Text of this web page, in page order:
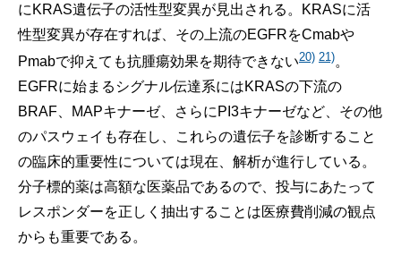
にKRAS遺伝子の活性型変異が見出される。KRASに活
性型変異が存在すれば、その上流のEGFRをCmabや
Pmabで抑えても抗腫瘍効果を期待できない20) 21)。
EGFRに始まるシグナル伝達系にはKRASの下流の
BRAF、MAPキナーゼ、さらにPI3キナーゼなど、その他
のパスウェイも存在し、これらの遺伝子を診断すること
の臨床的重要性については現在、解析が進行している。
分子標的薬は高額な医薬品であるので、投与にあたって
レスポンダーを正しく抽出することは医療費削減の観点
からも重要である。